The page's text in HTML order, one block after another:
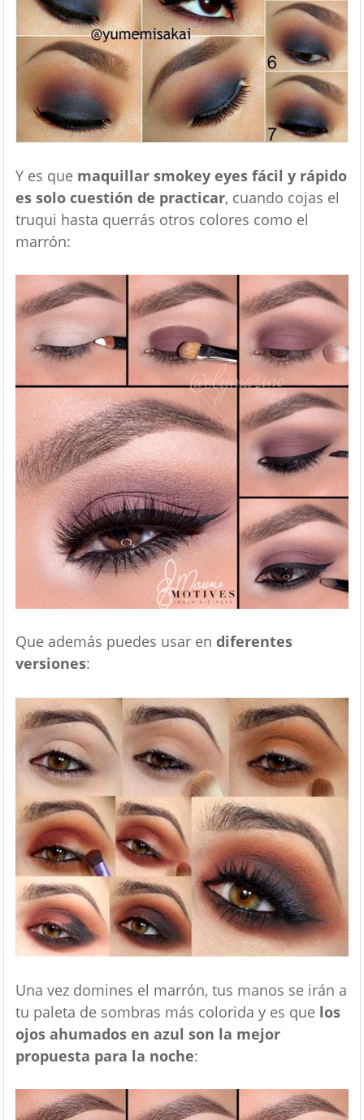
Y es que maquillar smokey eyes fácil y rápido
es solo cuestión de practicar, cuando cojas el
truqui hasta querrás otros colores como el
marrón:
Que además puedes usar en diferentes
versiones:
Una vez domines el marrón, tus manos se irán a
tu paleta de sombras más colorida y es que los
ojos ahumados en azul son la mejor
propuesta para la noche: